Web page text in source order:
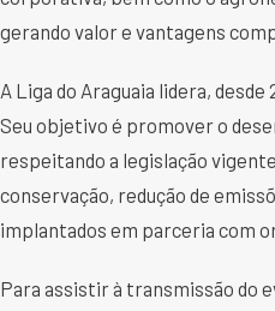
gerando valor e vantagens
A Liga do Araguaia lidera,
Seu objetivo é promover o
respeitando a legislação
conservação, redução de
implantados em parceria com
Para assistir à transmissão do